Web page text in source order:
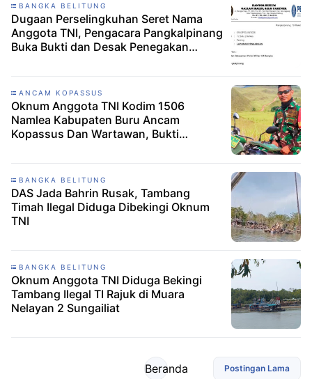
BANGKA BELITUNG
Dugaan Perselingkuhan Seret Nama
Anggota TNI, Pengacara Pangkalpinang
Buka Bukti dan Desak Penegakan
ANCAM KOPASSUS
Oknum Anggota TNI Kodim 1506
Namlea Kabupaten Buru Ancam
Kopassus Dan Wartawan, Bukti
BANGKA BELITUNG
DAS Jada Bahrin Rusak, Tambang
Timah Ilegal Diduga Dibekingi Oknum
TNI
BANGKA BELITUNG
Oknum Anggota TNI Diduga Bekingi
Tambang Ilegal TI Rajuk di Muara
Nelayan 2 Sungailiat
Postingan Lama
Beranda